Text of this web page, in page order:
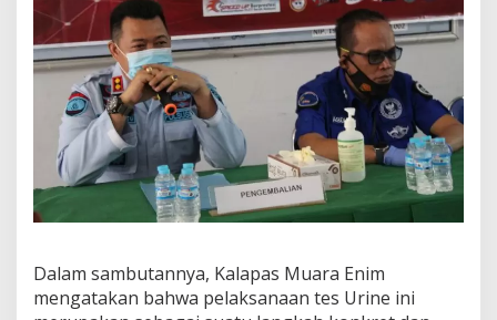
i
m
N
t
i
f
d
a
N
a
r
Dalam sambutannya, Kalapas Muara Enim
mengatakan bahwa pelaksanaan tes Urine ini